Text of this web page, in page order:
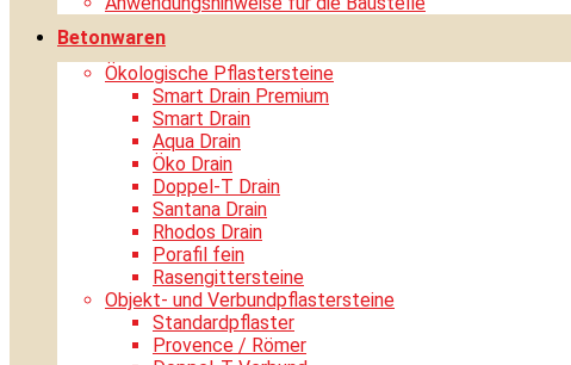
Betonwaren
Ökologische Pflastersteine
Smart Drain Premium
Smart Drain
Aqua Drain
Öko Drain
Doppel-T Drain
Santana Drain
Rhodos Drain
Porafil fein
Rasengittersteine
Objekt- und Verbundpflastersteine
Standardpflaster
Provence / Römer